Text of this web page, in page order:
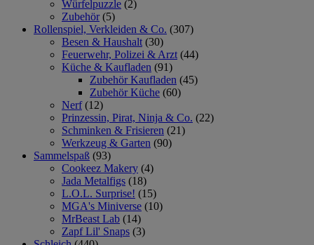
Würfelpuzzle (2)
Zubehör (5)
Rollenspiel, Verkleiden & Co. (307)
Besen & Haushalt (30)
Feuerwehr, Polizei & Arzt (44)
Küche & Kaufladen (91)
Zubehör Kaufladen (45)
Zubehör Küche (60)
Nerf (12)
Prinzessin, Pirat, Ninja & Co. (22)
Schminken & Frisieren (21)
Werkzeug & Garten (90)
Sammelspaß (93)
Cookeez Makery (4)
Jada Metalfigs (18)
L.O.L. Surprise! (15)
MGA's Miniverse (10)
MrBeast Lab (14)
Zapf Lil' Snaps (3)